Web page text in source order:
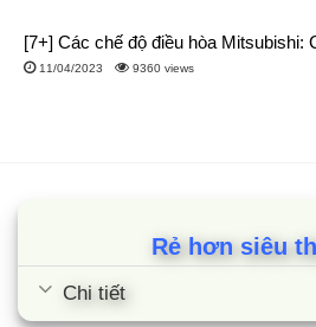
[7+] Các chế độ điều hòa Mitsubishi:
11/04/2023 9360 views
Rẻ hơn siêu
Chi tiết